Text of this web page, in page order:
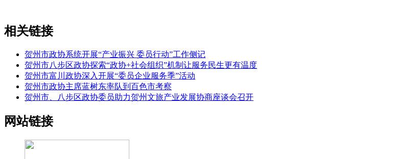
相关链接
贺州市政协系统开展“产业振兴 委员行动”工作侧记
贺州市八步区政协探索“政协+社会组织”机制让服务民生更有温度
贺州市富川政协深入开展“委员企业服务季”活动
贺州市政协主席蓝树东率队到百色市考察
贺州市、八步区政协委员助力贺州文旅产业发展协商座谈会召开
网站链接